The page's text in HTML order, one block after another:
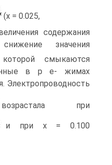
(х = 0.025,
содержания
зна­чения
смыкаются
в р е- жимах
Электропроводность
воз­растала при
и при х = 0.100